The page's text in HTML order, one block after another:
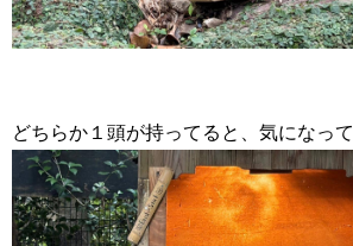
どちらか１頭が持ってると、気になっ